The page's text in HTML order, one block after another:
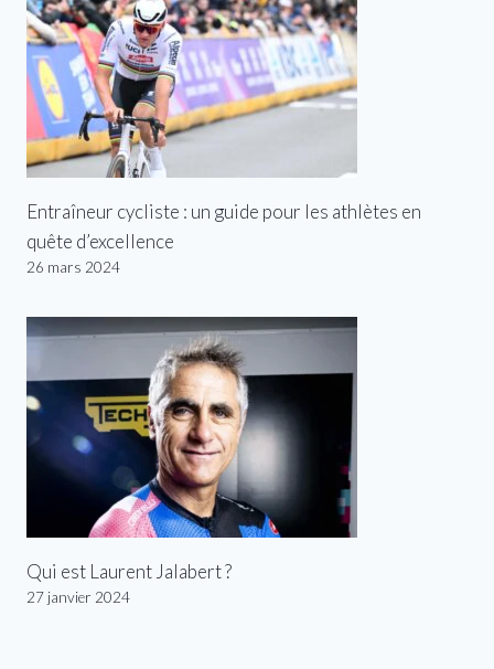
Entraîneur cycliste : un guide pour les athlètes en
quête d’excellence
26 mars 2024
Qui est Laurent Jalabert ?
27 janvier 2024